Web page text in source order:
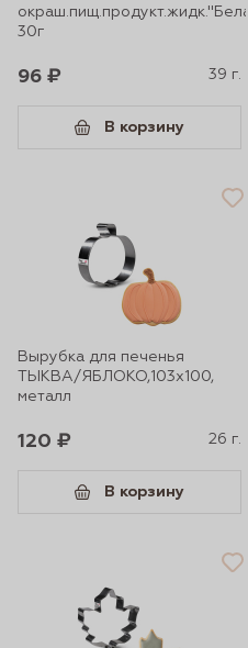
30г
96 ₽ 39 г.
В корзину
Вырубка для печенья
ТЫКВА/ЯБЛОКО,103х100,
металл
120 ₽ 26 г.
В корзину